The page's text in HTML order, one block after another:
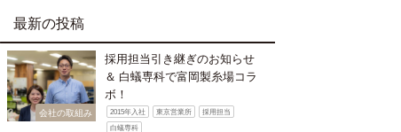
最新の投稿
会社の取組み
採用担当引き継ぎのお知らせ
＆ 白蟻専科で富岡製糸場コラ
ボ！
2015年入社 東京営業所 採用担当
白蟻専科